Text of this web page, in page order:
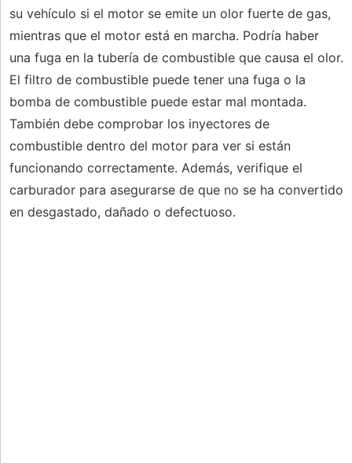
su vehículo si el motor se emite un olor fuerte de gas,
mientras que el motor está en marcha. Podría haber
una fuga en la tubería de combustible que causa el olor.
El filtro de combustible puede tener una fuga o la
bomba de combustible puede estar mal montada.
También debe comprobar los inyectores de
combustible dentro del motor para ver si están
funcionando correctamente. Además, verifique el
carburador para asegurarse de que no se ha convertido
en desgastado, dañado o defectuoso.